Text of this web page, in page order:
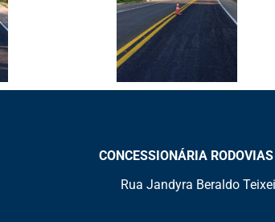
CONCESSIONÁRIA
Rua Jandyra Beraldo